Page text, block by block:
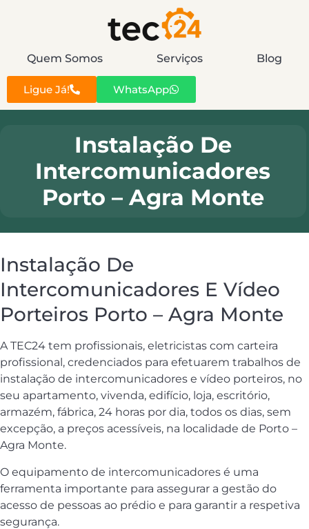
Quem Somos Serviços Blog
Ligue Já! WhatsApp
Instalação De
Intercomunicadores
Porto – Agra Monte
Instalação De
Intercomunicadores E Vídeo
Porteiros Porto – Agra Monte
A TEC24 tem profissionais, eletricistas com carteira
profissional, credenciados para efetuarem trabalhos de
instalação de intercomunicadores e vídeo porteiros, no
seu apartamento, vivenda, edifício, loja, escritório,
armazém, fábrica, 24 horas por dia, todos os dias, sem
excepção, a preços acessíveis, na localidade de Porto –
Agra Monte.
O equipamento de intercomunicadores é uma
ferramenta importante para assegurar a gestão do
acesso de pessoas ao prédio e para garantir a respetiva
segurança.